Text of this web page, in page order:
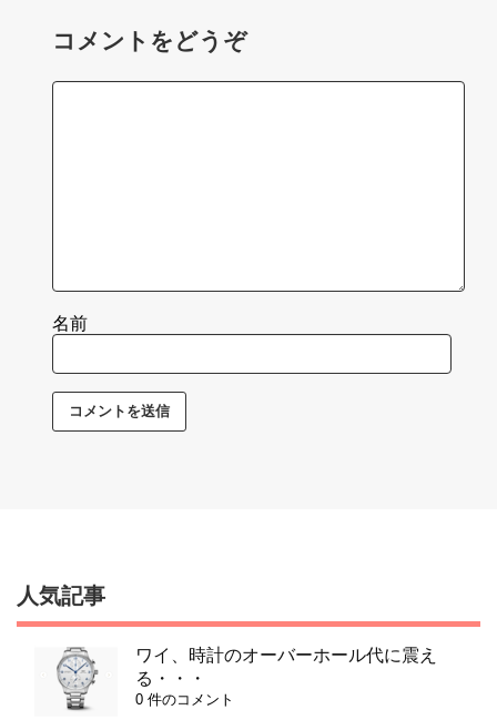
コメントをどうぞ
名前
人気記事
ワイ、時計のオーバーホール代に震え
る・・・
0 件のコメント